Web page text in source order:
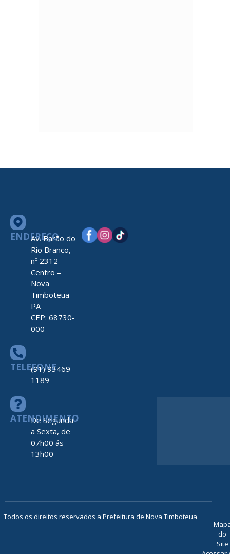
ENDEREÇO
Av. Barão do
Rio Branco,
nº 2312
Centro –
Nova
Timboteua –
PA
CEP: 68730-
000
TELEFONE
(91) 93469-
1189
ATENDIMENTO
De Segunda
a Sexta, de
07h00 ás
13h00
Todos os direitos reservados a Prefeitura de Nova Timboteua
do
Site